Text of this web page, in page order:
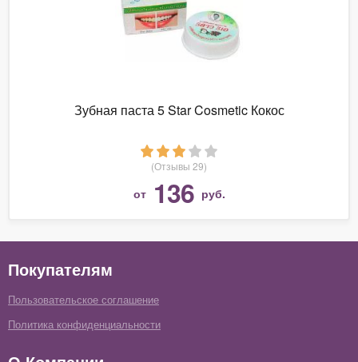
Зубная паста 5 Star Cosmetic Кокос
(Отзывы 29)
от 136 руб.
Покупателям
Пользовательское соглашение
Политика конфиденциальности